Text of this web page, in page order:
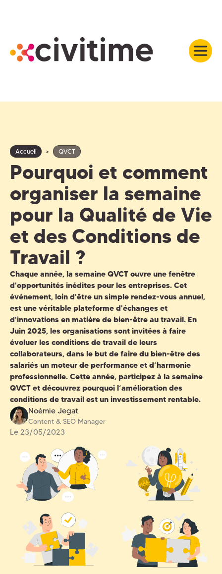
Accueil > QVCT
Pourquoi et comment
organiser la semaine
pour la Qualité de Vie
et des Conditions de
Travail ?
Chaque année, la semaine QVCTouvre une fenêtre
d'opportunités inédites pour les entreprises. Cet
événement, loin d'être un simple rendez-vous annuel,
est une véritable plateforme d'échanges et
d'innovations en matière de bien-être au travail. En
Juin 2025, les organisations sont invitées à faire
évoluer les conditions de travail de leurs
collaborateurs, dans le but de faire du bien-être des
salariés un moteur de performance et d’harmonie
professionnelle. Cette année, participez à la semaine
QVCT et découvrez pourquoi l’amélioration des
conditions de travail est un investissement rentable.
Noémie Jegat
Content & SEO Manager
Le 23/05/2023